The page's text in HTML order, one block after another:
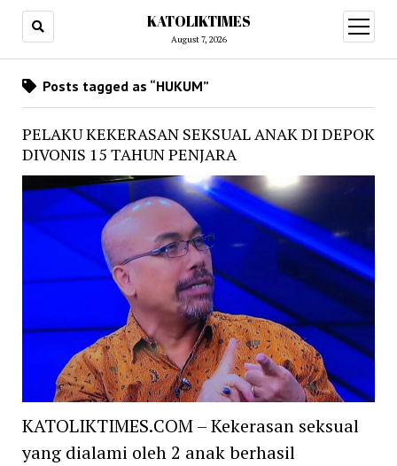
KATOLIKTIMES
August 7, 2026
open
menu
Posts tagged as “HUKUM”
PELAKU KEKERASAN SEKSUAL ANAK DI DEPOK
DIVONIS 15 TAHUN PENJARA
KATOLIKTIMES.COM – Kekerasan seksual
yang dialami oleh 2 anak berhasil